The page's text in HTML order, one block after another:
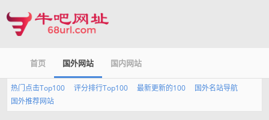
首页 国外网站 国内网站
热门点击Top100 评分排行Top100 最新更新的100
国外名站导航
国外推荐网站